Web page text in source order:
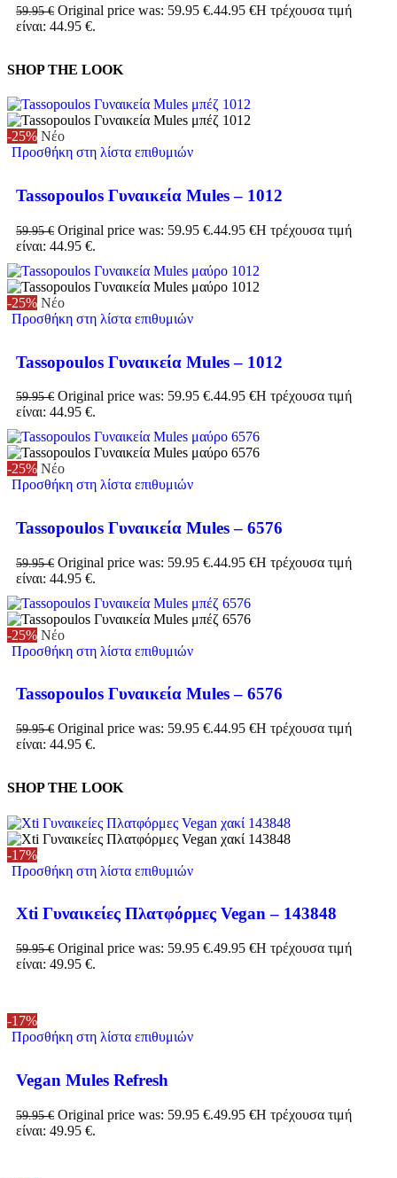
59.95€ Original price was: 59.95 €.44.95 €Η τρέχουσα τιμή
είναι: 44.95 €.
SHOP THE LOOK
-25% Νέο
Προσθήκη στη λίστα επιθυμιών
Tassopoulos Γυναικεία Mules – 1012
59.95€ Original price was: 59.95 €.44.95 €Η τρέχουσα τιμή
είναι: 44.95 €.
-25% Νέο
Προσθήκη στη λίστα επιθυμιών
Tassopoulos Γυναικεία Mules – 1012
59.95€ Original price was: 59.95 €.44.95 €Η τρέχουσα τιμή
είναι: 44.95 €.
-25% Νέο
Προσθήκη στη λίστα επιθυμιών
Tassopoulos Γυναικεία Mules – 6576
59.95€ Original price was: 59.95 €.44.95 €Η τρέχουσα τιμή
είναι: 44.95 €.
-25% Νέο
Προσθήκη στη λίστα επιθυμιών
Tassopoulos Γυναικεία Mules – 6576
59.95€ Original price was: 59.95 €.44.95 €Η τρέχουσα τιμή
είναι: 44.95 €.
SHOP THE LOOK
-17%
Προσθήκη στη λίστα επιθυμιών
Xti Γυναικείες Πλατφόρμες Vegan – 143848
59.95€ Original price was: 59.95 €.49.95 €Η τρέχουσα τιμή
είναι: 49.95 €.
-17%
Προσθήκη στη λίστα επιθυμιών
Vegan Mules Refresh
59.95€ Original price was: 59.95 €.49.95 €Η τρέχουσα τιμή
είναι: 49.95 €.